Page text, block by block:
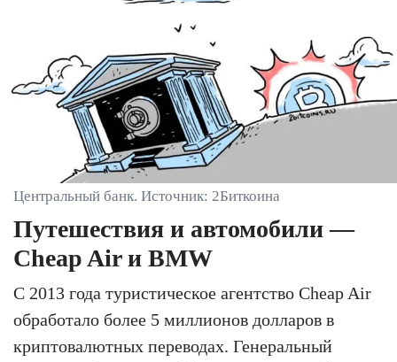
Центральный банк. Источник: 2Биткоина
Путешествия и автомобили —
Cheap Air и BMW
C 2013 года туристическое агентство Cheap Air
обработало более 5 миллионов долларов в
криптовалютных переводах. Генеральный